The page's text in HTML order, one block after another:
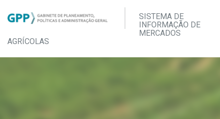
SISTEMA DE
INFORMAÇÃO DE
MERCADOS
AGRÍCOLAS